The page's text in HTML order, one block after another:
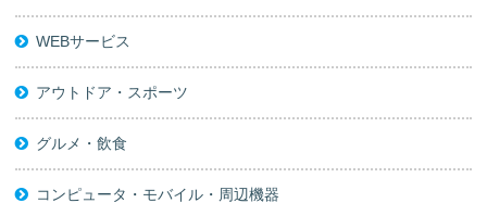
WEBサービス
アウトドア・スポーツ
グルメ・飲食
コンピュータ・モバイル・周辺機器